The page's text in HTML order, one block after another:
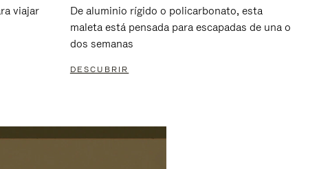
viajar
De aluminio rígido o policarbonato, esta
maleta está pensada para escapadas de una o
dos semanas
DESCUBRIR